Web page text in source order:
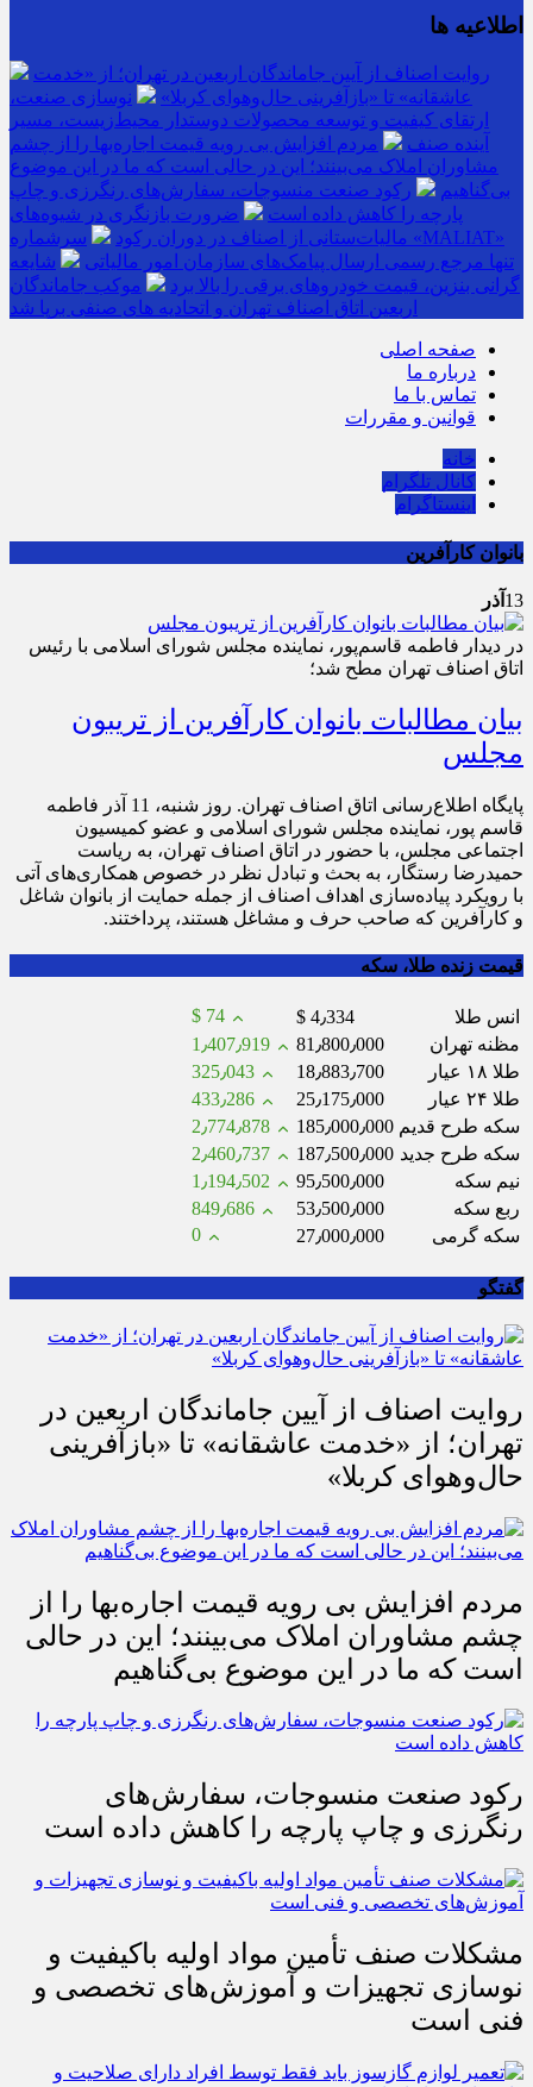
اطلاعیه ها
روایت اصناف از آیین جاماندگان اربعین در تهران؛ از «خدمت
عاشقانه» تا «بازآفرینی حال‌وهوای کربلا»
نوسازی صنعت،
ارتقای کیفیت و توسعه محصولات دوستدار محیط‌زیست، مسیر
آینده صنف
مردم افزایش بی رویه قیمت اجاره‌بها را از چشم
مشاوران املاک می‌بینند؛ این در حالی است که ما در این موضوع
بی‌گناهیم
رکود صنعت منسوجات، سفارش‌های رنگرزی و چاپ
پارچه را کاهش داده است
ضرورت بازنگری در شیوه‌های
مالیات‌ستانی از اصناف در دوران رکود
سرشماره «MALIAT»
تنها مرجع رسمی ارسال پیامک‌های سازمان امور مالیاتی
شایعه
گرانی بنزین، قیمت خودروهای برقی را بالا برد
موکب جاماندگان
اربعین اتاق اصناف تهران و اتحادیه های صنفی برپا شد
صفحه اصلی
درباره ما
تماس با ما
قوانین و مقررات
خانه
کانال تلگرام
اینستاگرام
بانوان کارآفرین
13 آذر
در دیدار فاطمه قاسم‌پور، نماینده مجلس شورای اسلامی با رئیس
اتاق اصناف تهران مطح شد؛
بیان مطالبات بانوان کارآفرین از تریبون
مجلس
پایگاه اطلاع‌رسانی اتاق اصناف تهران. روز شنبه، 11 آذر فاطمه
قاسم پور، نماینده مجلس شورای اسلامی و عضو کمیسیون
اجتماعی مجلس، با حضور در اتاق اصناف تهران، به ریاست
حمیدرضا رستگار، به بحث و تبادل نظر در خصوص همکاری‌های آتی
با رویکرد پیاده‌سازی اهداف اصناف از جمله حمایت از بانوان شاغل
و کارآفرین که صاحب حرف و مشاغل هستند، پرداختند.
قیمت زنده طلا، سکه
انس طلا $ 4٫334
$ 74
مظنه تهران
81٫800٫000
1٫407٫919
طلا ۱۸ عیار
18٫883٫700
325٫043
طلا ۲۴ عیار
25٫175٫000
433٫286
سکه طرح قدیم 185٫000٫000
2٫774٫878
سکه طرح جدید 187٫500٫000
2٫460٫737
نیم سکه
95٫500٫000
1٫194٫502
ربع سکه
53٫500٫000
849٫686
سکه گرمی
27٫000٫000 0
گفتگو
روایت اصناف از آیین جاماندگان اربعین در
تهران؛ از «خدمت عاشقانه» تا «بازآفرینی
حال‌وهوای کربلا»
مردم افزایش بی رویه قیمت اجاره‌بها را از
چشم مشاوران املاک می‌بینند؛ این در حالی
است که ما در این موضوع بی‌گناهیم
رکود صنعت منسوجات، سفارش‌های
رنگرزی و چاپ پارچه را کاهش داده است
مشکلات صنف تأمین مواد اولیه باکیفیت و
نوسازی تجهیزات و آموزش‌های تخصصی و
فنی است